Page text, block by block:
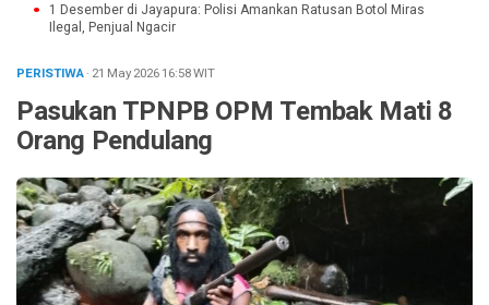
1 Desember di Jayapura: Polisi Amankan Ratusan Botol Miras
Ilegal, Penjual Ngacir
PERISTIWA· 21 May 202616:58WIT
Pasukan TPNPB OPM Tembak Mati 8
Orang Pendulang